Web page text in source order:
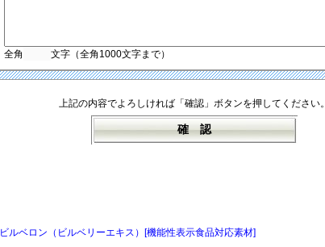
全角 文字（全角1000文字まで）
上記の内容でよろしければ「確認」ボタンを押してください。
ビルベロン（ビルベリーエキス）[機能性表示食品対応素材]